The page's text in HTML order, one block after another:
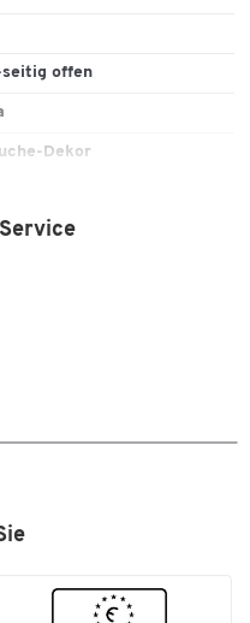
seitig offen
Dekor
Dekor